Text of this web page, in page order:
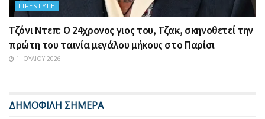
LIFESTYLE
Τζόνι Ντεπ: Ο 24χρονος γιος του, Τζακ, σκηνοθετεί την
πρώτη του ταινία μεγάλου μήκους στο Παρίσι
1 ΙΟΥΛΊΟΥ 2026
ΔΗΜΟΦΙΛΗ ΣΗΜΕΡΑ